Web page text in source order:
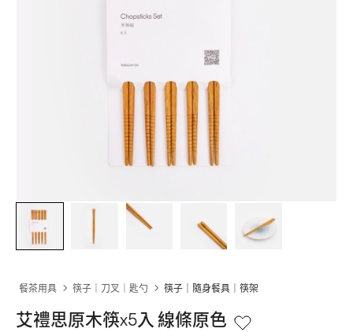
餐茶用具 筷子｜刀叉｜匙勺 筷子｜隨身餐具｜筷架
艾禮思原木筷x5入 線條原色